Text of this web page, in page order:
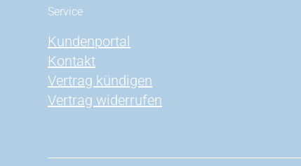
Service
Kundenportal
Kontakt
Vertrag kündigen
Vertrag widerrufen